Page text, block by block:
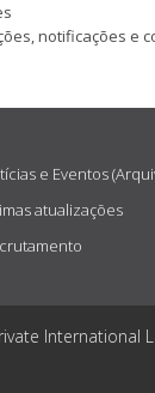
notificações e
e Eventos
atualizações
International